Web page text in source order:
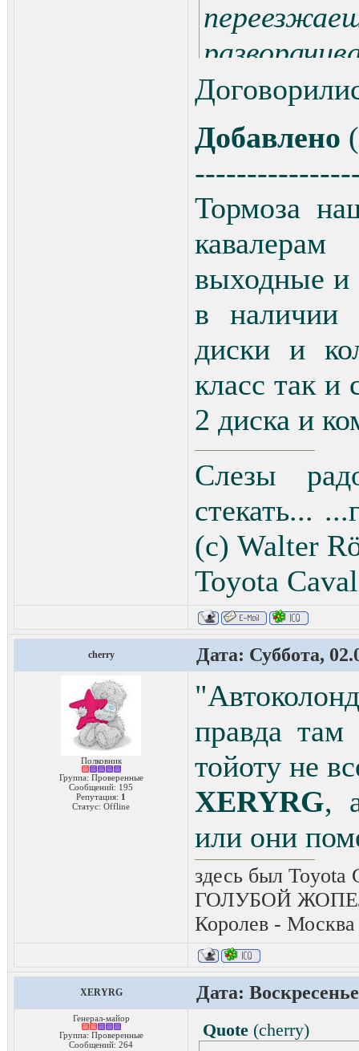
левой
его,едешь
обратную
угловом
телефон
вражек
ступици
Добавлено
Тормоза
выходные и
в наличии
диски и
класс так и
2 диска и
Слезы
стекать...
(с) Walter
Toyota
cherry Дата: Суббота,
Полковник
Группа: Проверенные
Сообщений: 195
Репутация: 1
Статус: Offline
правда
тойоту не
XERYRG,
или они
здесь был Toyota
ГОЛУБОЙ
Королев - Москва
XERYRG Дата:
Генерал-майор
Группа: Проверенные
Сообщений: 264
Quote (cherry)